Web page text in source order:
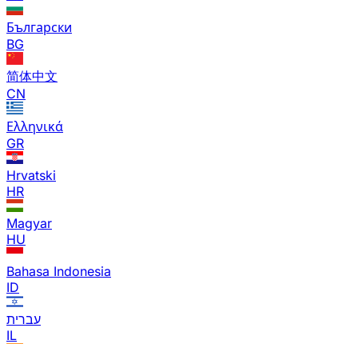
Български
BG
简体中文
CN
Ελληνικά
GR
Hrvatski
HR
Magyar
HU
Bahasa Indonesia
ID
עברית
IL